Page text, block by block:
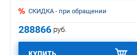
СКИДКА - при обращении
288866 руб.